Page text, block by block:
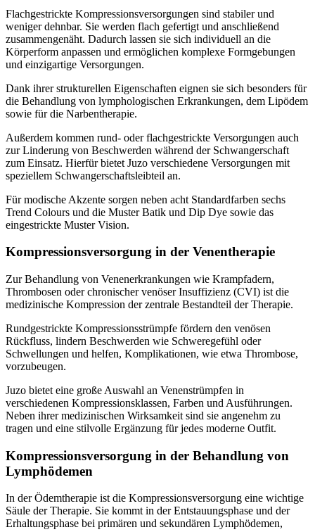
Flachgestrickte Kompressionsversorgungen sind stabiler und
weniger dehnbar. Sie werden flach gefertigt und anschließend
zusammengenäht. Dadurch lassen sie sich individuell an die
Körperform anpassen und ermöglichen komplexe Formgebungen
und einzigartige Versorgungen.
Dank ihrer strukturellen Eigenschaften eignen sie sich besonders für
die Behandlung von lymphologischen Erkrankungen, dem Lipödem
sowie für die Narbentherapie.
Außerdem kommen rund- oder flachgestrickte Versorgungen auch
zur Linderung von Beschwerden während der Schwangerschaft
zum Einsatz. Hierfür bietet Juzo verschiedene Versorgungen mit
speziellem Schwangerschaftsleibteil an.
Für modische Akzente sorgen neben acht Standardfarben sechs
Trend Colours und die Muster Batik und Dip Dye sowie das
eingestrickte Muster Vision.
Kompressionsversorgung in der Venentherapie
Zur Behandlung von Venenerkrankungen wie Krampfadern,
Thrombosen oder chronischer venöser Insuffizienz (CVI) ist die
medizinische Kompression der zentrale Bestandteil der Therapie.
Rundgestrickte Kompressionsstrümpfe fördern den venösen
Rückfluss, lindern Beschwerden wie Schweregefühl oder
Schwellungen und helfen, Komplikationen, wie etwa Thrombose,
vorzubeugen.
Juzo bietet eine große Auswahl an Venenstrümpfen in
verschiedenen Kompressionsklassen, Farben und Ausführungen.
Neben ihrer medizinischen Wirksamkeit sind sie angenehm zu
tragen und eine stilvolle Ergänzung für jedes moderne Outfit.
Kompressionsversorgung in der Behandlung von
Lymphödemen
In der Ödemtherapie ist die Kompressionsversorgung eine wichtige
Säule der Therapie. Sie kommt in der Entstauungsphase und der
Erhaltungsphase bei primären und sekundären Lymphödemen,